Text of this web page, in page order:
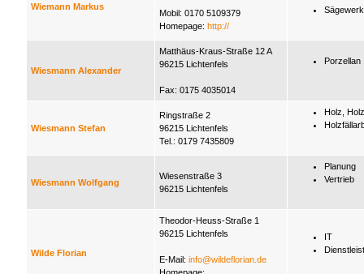
Wiemann Markus
Mobil: 0170 5109379
Homepage: http://
Sägewerk
Wiesmann Alexander
Matthäus-Kraus-Straße 12 A
96215 Lichtenfels
Fax: 0175 4035014
Porzellan
Wiesmann Stefan
Ringstraße 2
96215 Lichtenfels
Tel.: 0179 7435809
Holz,
Wiesmann Wolfgang
Wiesenstraße 3
96215 Lichtenfels
Planung
Vertrieb
Wilde Florian
Theodor-Heuss-Straße 1
96215 Lichtenfels
E-Mail: info@wildeflorian.de
IT